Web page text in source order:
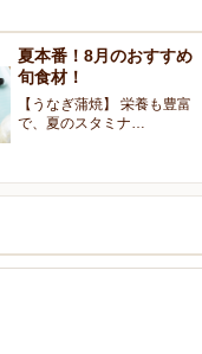
夏本番！8月のおすすめ
旬食材！
【うなぎ蒲焼】 栄養も豊富
で、夏のスタミナ…